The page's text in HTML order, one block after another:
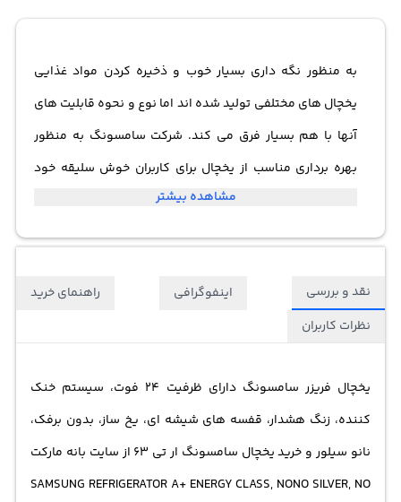
به منظور نگه داری بسیار خوب و ذخیره کردن مواد غذایی
یخچال های مختلفی تولید شده اند اما نوع و نحوه قابلیت های
آنها با هم بسیار فرق می کند. شرکت سامسونگ به منظور
بهره برداری مناسب از یخچال برای کاربران خوش سلیقه خود
نوعی خاص را طراحی کرده است. یخچال فریزر سامسونگ آر
تی63 اف ام محصولی کاملاً ویژه می باشد. کاربران زیادی به
کمپانی سامسونگ این مشکل را برای آنها حل کرده است.
موتور اینورتر آن می باشد. با استفاده از موتور با کیفیت اینورتر
هوایی خنک و متعادل به تمامی نقاط یخچال به صورت یکسان
پخش می شود. اندازه یخچال فریزر سامسونگ 24 فوتی است.
با ظرفیت بزرگ 492 لیتری قادر به گذاشتن مقدار زیادی از اقلام
مشاهده بیشتر
نقد و بررسی اینفوگرافی
راهنمای خرید
نظرات کاربران
یخچال فریزر سامسونگ دارای ظرفیت 24 فوت، سیستم خنک
کننده، زنگ هشدار، قفسه های شیشه ای، یخ ساز، بدون برفک،
نانو سیلور و خرید یخچال سامسونگ ار تی 63 از سایت بانه مارکت
SAMSUNG REFRIGERATOR A+ ENERGY CLASS, NONO SILVER, NO